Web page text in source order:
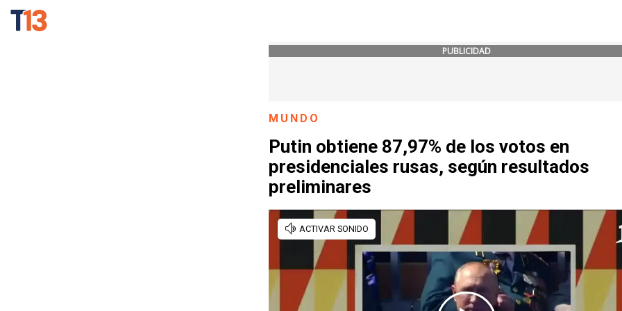
PUBLICIDAD
MUNDO
Putin obtiene 87,97% de los votos en
presidenciales rusas, según resultados
preliminares